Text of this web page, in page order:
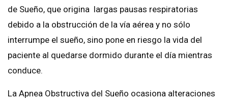
de Sueño, que origina largas pausas respiratorias
debido a la obstrucción de la vía aérea y no sólo
interrumpe el sueño, sino pone en riesgo la vida del
paciente al quedarse dormido durante el día mientras
conduce.
La Apnea Obstructiva del Sueño ocasiona alteraciones